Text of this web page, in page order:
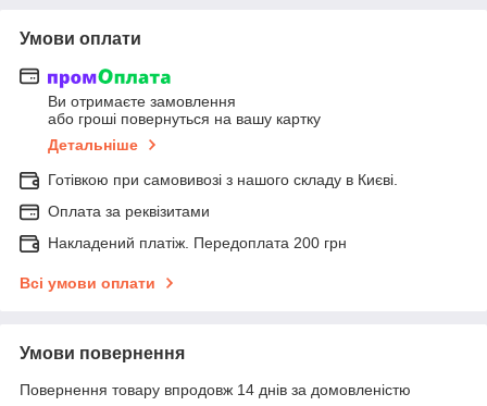
Умови оплати
Ви отримаєте замовлення
або гроші повернуться на вашу картку
Детальніше
Готівкою при самовивозі з нашого складу в Києві.
Оплата за реквізитами
Накладений платіж. Передоплата 200 грн
Всі умови оплати
Умови повернення
Повернення товару впродовж 14 днів за домовленістю